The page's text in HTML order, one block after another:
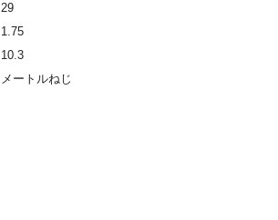
29
1.75
10.3
メートルねじ